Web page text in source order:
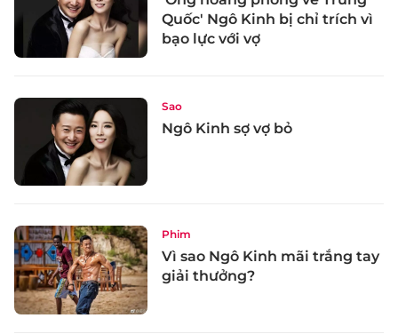
Quốc' Ngô Kinh bị chỉ trích vì
bạo lực với vợ
Sao
Ngô Kinh sợ vợ bỏ
Phim
Vì sao Ngô Kinh mãi trắng tay
giải thưởng?